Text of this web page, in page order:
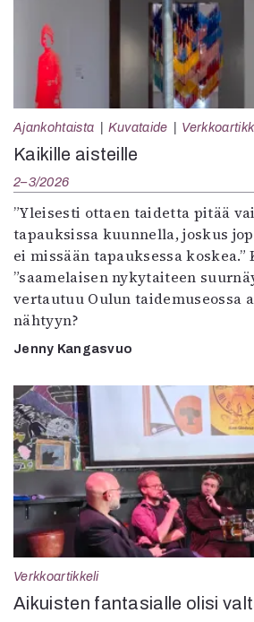
Ajankohtaista Kuvataide
Kaikille aisteille
2–3/2026
”Yleisesti ottaen taidetta pitää
tapauksissa kuunnella, joskus
ei missään tapauksessa koskea.”
”saamelaisen nykytaiteen
vertautuu Oulun taidemuseossa
nähtyyn?
Jenny Kangasvuo
Verkkoartikkeli
Aikuisten fantasialle olisi